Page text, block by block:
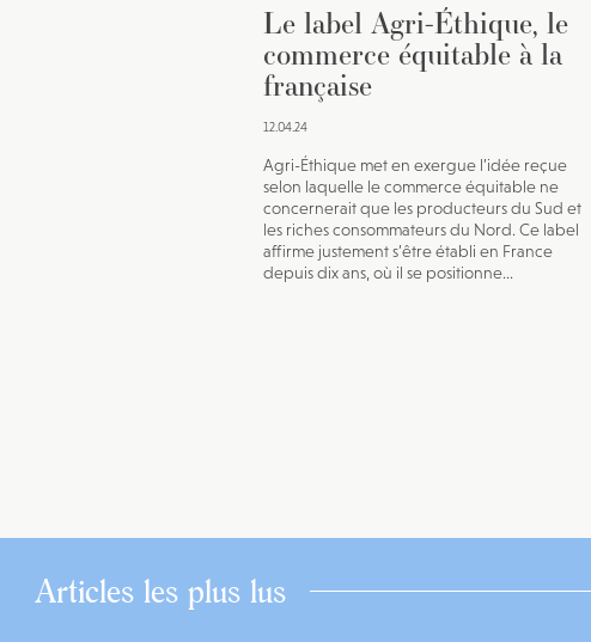
Le label Agri-Éthique, le
commerce équitable à la
française
12.04.24
Agri-Éthique met en exergue l’idée reçue
selon laquelle le commerce équitable ne
concernerait que les producteurs du Sud et
les riches consommateurs du Nord. Ce label
affirme justement s’être établi en France
depuis dix ans, où il se positionne...
Articles les plus lus